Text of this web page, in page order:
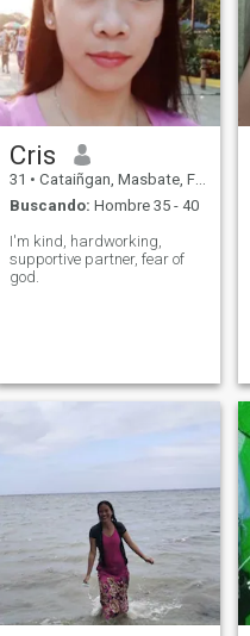
Cris
31 • Cataiñgan, Masbate, Filipinas
Buscando: Hombre 35 - 40
I'm kind, hardworking,
supportive partner, fear of
god.